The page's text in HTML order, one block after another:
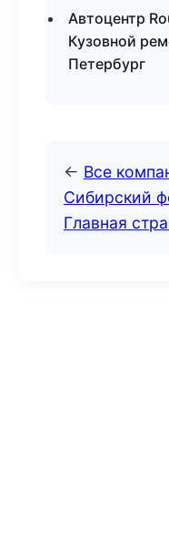
Автоцентр
Кузовной
Петербург
← Все
Сибирский
Главная